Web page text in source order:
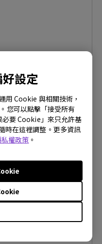
設定
用 Cookie 與相關技術，
您可以點擊「接受所有
要 Cookie」來只允許基
時在這裡調整。更多資訊
私權政策 。